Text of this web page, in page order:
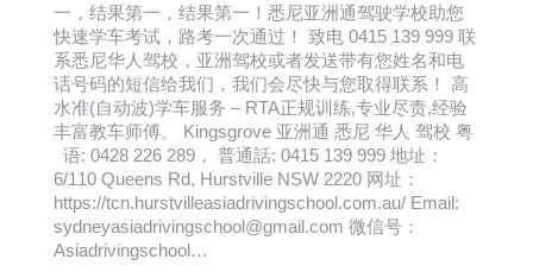
一，结果第一，结果第一！悉尼亚洲通驾驶学校助您
快速学车考试，路考一次通过！ 致电 0415 139 999 联
系悉尼华人驾校，亚洲驾校或者发送带有您姓名和电
话号码的短信给我们，我们会尽快与您取得联系！ 高
水准(自动波)学车服务 – RTA正规训练,专业尽责,经验
丰富教车师傅。 Kingsgrove 亚洲通 悉尼 华人 驾校 粤
语: 0428 226 289， 普通話: 0415 139 999 地址：
6/110 Queens Rd, Hurstville NSW 2220 网址：
https://tcn.hurstvilleasiadrivingschool.com.au/ Email:
sydneyasiadrivingschool@gmail.com 微信号：
Asiadrivingschool…